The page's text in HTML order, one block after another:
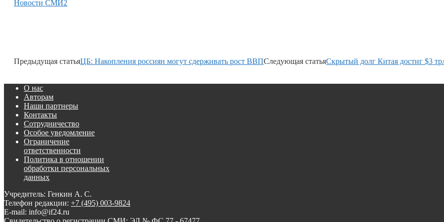
Новости СМИ2
Предыдущая статьяЦБ: Накопления россиян могут сдерживать рост ВВПСледующая статьяCкрытый долг Китая достиг $3
О нас
Авторам
Наши партнеры
Контакты
Сотрудничество
Особое уведомление
Ограничение
ответственности
Политика в отношении
обработки персональных
данных
Учредитель: Генкин А. С.
Телефон редакции: +7 (495) 003-9824
E-mail: info@if24.ru